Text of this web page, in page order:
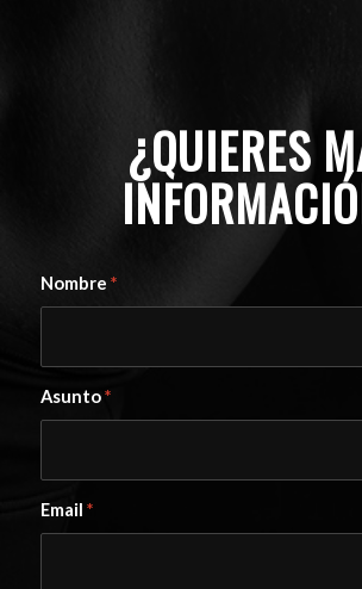
¿QUIERES
Nombre *
Asunto*
Email *